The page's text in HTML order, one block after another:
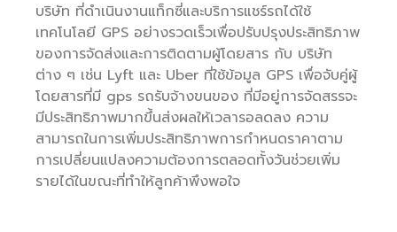
บริษัท ที่ดำเนินงานแท็กซี่และบริการแชร์รถได้ใช้
เทคโนโลยี GPS อย่างรวดเร็วเพื่อปรับปรุงประสิทธิภาพ
ของการจัดส่งและการติดตามผู้โดยสาร กับ บริษัท
ต่าง ๆ เช่น Lyft และ Uber ที่ใช้ข้อมูล GPS เพื่อจับคู่ผู้
โดยสารที่มี gps รถรับจ้างขนของ ที่มีอยู่การจัดสรรจะ
มีประสิทธิภาพมากขึ้นส่งผลให้เวลารอลดลง ความ
สามารถในการเพิ่มประสิทธิภาพการกำหนดราคาตาม
การเปลี่ยนแปลงความต้องการตลอดทั้งวันช่วยเพิ่ม
รายได้ในขณะที่ทำให้ลูกค้าพึงพอใจ